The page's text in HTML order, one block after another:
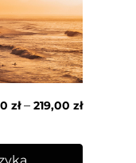
zł–219,00zł